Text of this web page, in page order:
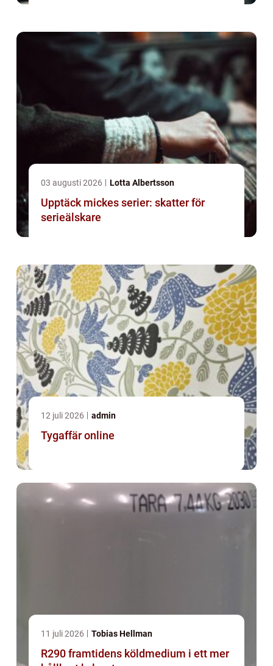
03 augusti 2026 Lotta Albertsson
Upptäck mickes serier: skatter för
serieälskare
12 juli 2026 admin
Tygaffär online
11 juli 2026 Tobias Hellman
R290 framtidens köldmedium i ett mer